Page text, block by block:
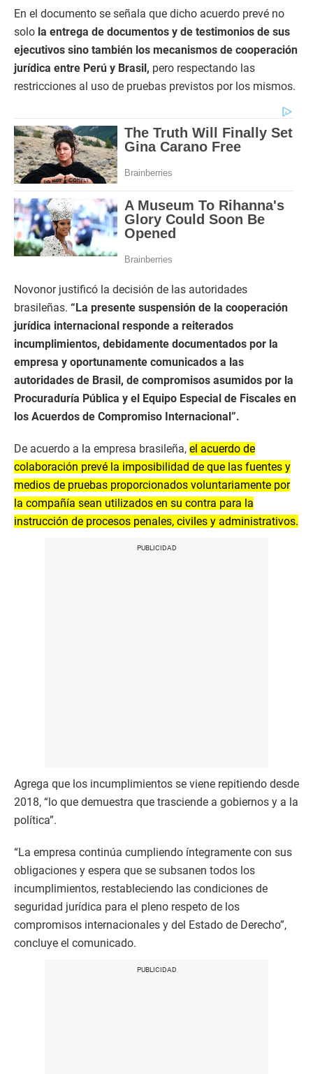
En el documento se señala que dicho acuerdo prevé no
solo la entrega de documentos y de testimonios de sus
ejecutivos sino también los mecanismos de cooperación
jurídica entre Perú y Brasil, pero respectando las
restricciones al uso de pruebas previstos por los mismos.
Novonor justificó la decisión de las autoridades
brasileñas. “La presente suspensión de la cooperación
jurídica internacional responde a reiterados
incumplimientos, debidamente documentados por la
empresa y oportunamente comunicados a las
autoridades de Brasil, de compromisos asumidos por la
Procuraduría Pública y el Equipo Especial de Fiscales en
los Acuerdos de Compromiso Internacional”.
De acuerdo a la empresa brasileña, el acuerdo de
colaboración prevé la imposibilidad de que las fuentes y
medios de pruebas proporcionados voluntariamente por
la compañía sean utilizados en su contra para la
instrucción de procesos penales, civiles y administrativos.
Agrega que los incumplimientos se viene repitiendo desde
2018, “lo que demuestra que trasciende a gobiernos y a la
política”.
“La empresa continúa cumpliendo íntegramente con sus
obligaciones y espera que se subsanen todos los
incumplimientos, restableciendo las condiciones de
seguridad jurídica para el pleno respeto de los
compromisos internacionales y del Estado de Derecho”,
concluye el comunicado.